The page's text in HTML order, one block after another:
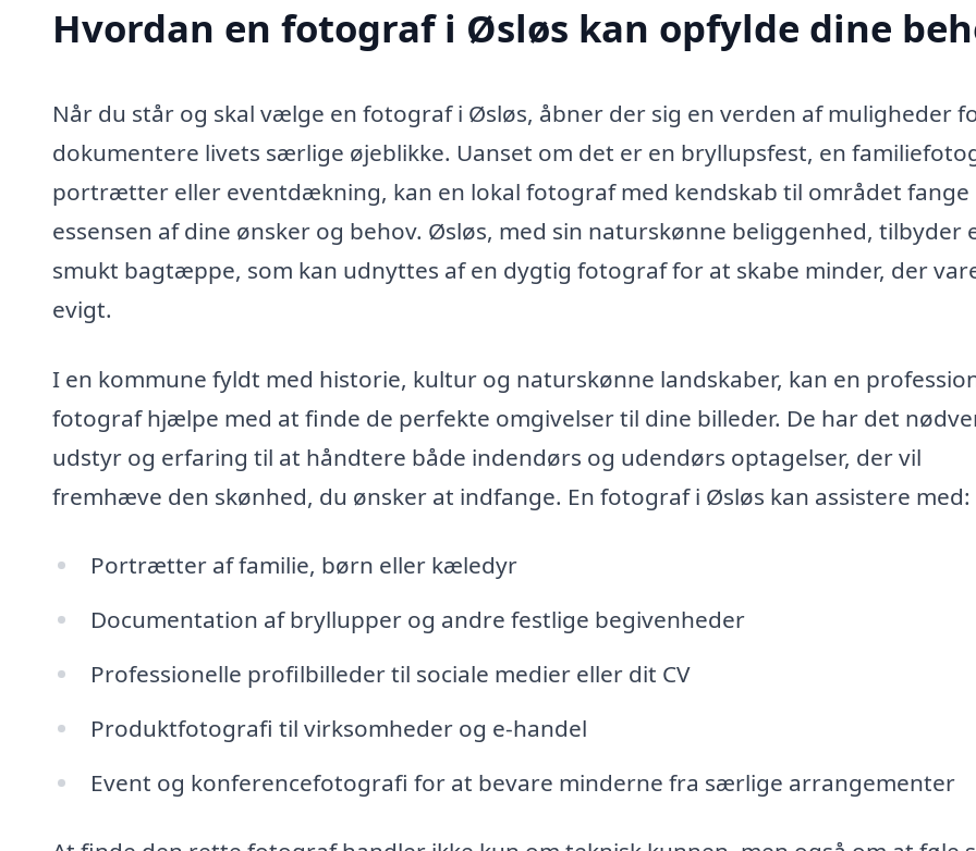
Hvordan en fotograf i Øsløs kan opfylde dine
Når du står og skal vælge en fotograf i Øsløs, åbner der sig en verden af muligheder
dokumentere livets særlige øjeblikke. Uanset om det er en bryllupsfest, en
portrætter eller eventdækning, kan en lokal fotograf med kendskab til området fange
essensen af dine ønsker og behov. Øsløs, med sin naturskønne beliggenhed, tilbyder
smukt bagtæppe, som kan udnyttes af en dygtig fotograf for at skabe minder, der
evigt.
I en kommune fyldt med historie, kultur og naturskønne landskaber, kan en
fotograf hjælpe med at finde de perfekte omgivelser til dine billeder. De har det
udstyr og erfaring til at håndtere både indendørs og udendørs optagelser, der vil
fremhæve den skønhed, du ønsker at indfange. En fotograf i Øsløs kan assistere med:
Portrætter af familie, børn eller kæledyr
Documentation af bryllupper og andre festlige begivenheder
Professionelle profilbilleder til sociale medier eller dit CV
Produktfotografi til virksomheder og e-handel
Event og konferencefotografi for at bevare minderne fra særlige arrangementer